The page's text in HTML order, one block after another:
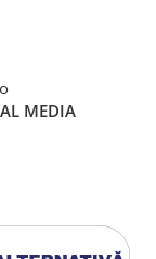
MEDIA